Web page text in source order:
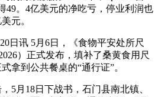
49。4亿美元的净吃亏，停业利润也
元。
讯 5月6日，《食物平安处所尺
）正式发布，填补了桑黄食用尺
拿到公共餐桌的“通行证”。
月18日下战书，石门县南北镇、